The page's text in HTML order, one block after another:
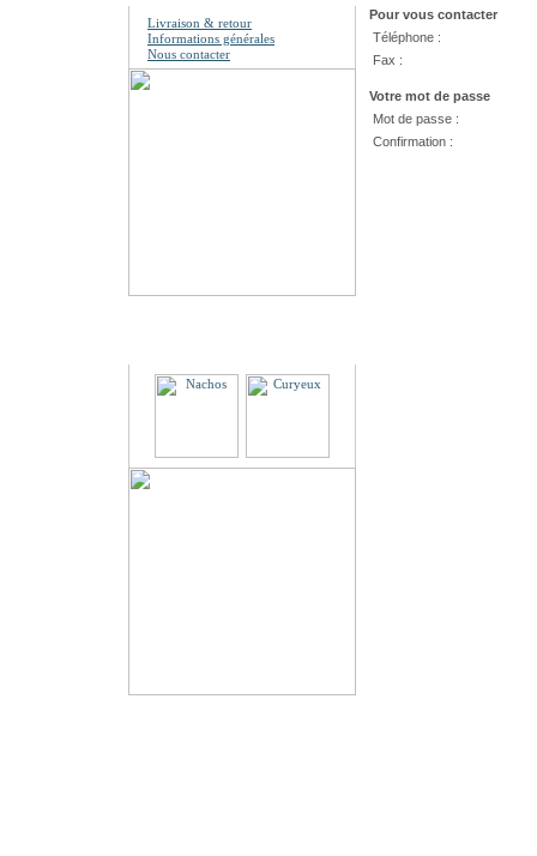
Livraison & retour
Informations générales
Nous contacter
Pour vous contacter
Téléphone :
Fax :
Votre mot de passe
Mot de passe :
Confirmation :